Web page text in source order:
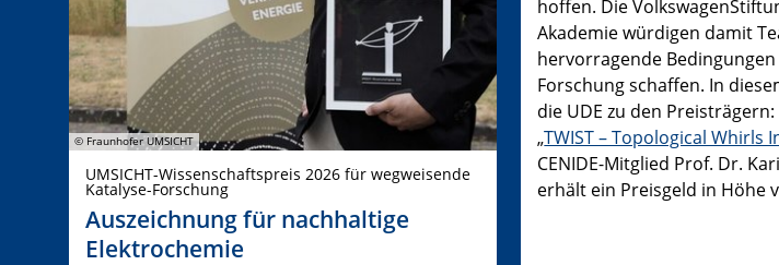
© Fraunhofer UMSICHT
UMSICHT-Wissenschaftspreis 2026 für wegweisende
Katalyse-Forschung
Auszeichnung für nachhaltige
Elektrochemie
hoffen. Die
Akademie würdigen damit
hervorragende
Forschung schaffen. In
die UDE zu den
„TWIST – Topological Whirls
CENIDE-Mitglied Prof. Dr.
erhält ein Preisgeld in Höhe